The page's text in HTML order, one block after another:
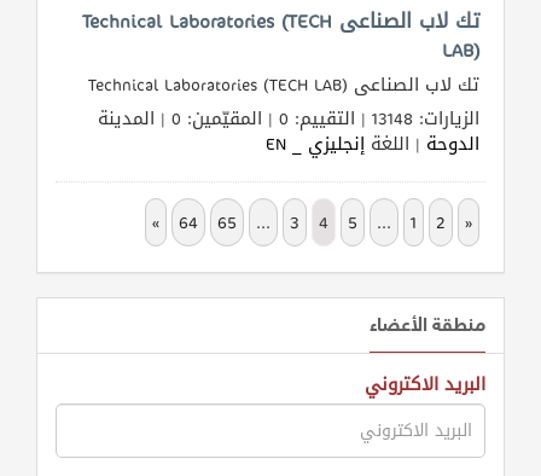
تك لاب الصناعى Technical Laboratories (TECH
LAB)
تك لاب الصناعى Technical Laboratories (TECH LAB)
الزيارات: 13148 | التقييم: 0 | المقيّمين: 0 | المدينة
الدوحة | اللغة إنجليزي _ EN
«
1 2
...
3 4 5
...
64 65
»
منطقة الأعضاء
البريد الاكتروني